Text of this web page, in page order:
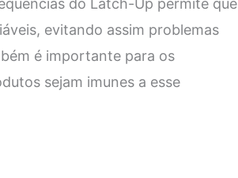
do Latch-Up permite que
evitando assim problemas
é importante para os
sejam imunes a esse